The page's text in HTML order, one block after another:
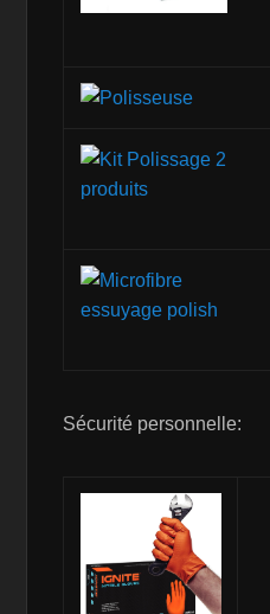
Sécurité personnelle: